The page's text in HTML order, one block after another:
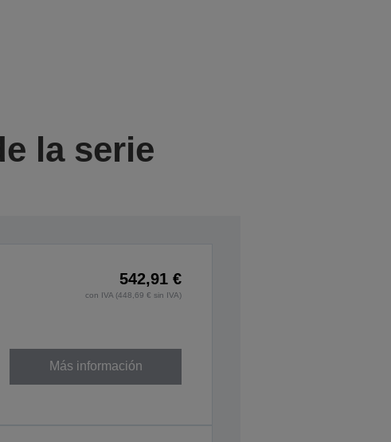
la serie
542,91 €
con IVA (448,69 € sin IVA)
Más información